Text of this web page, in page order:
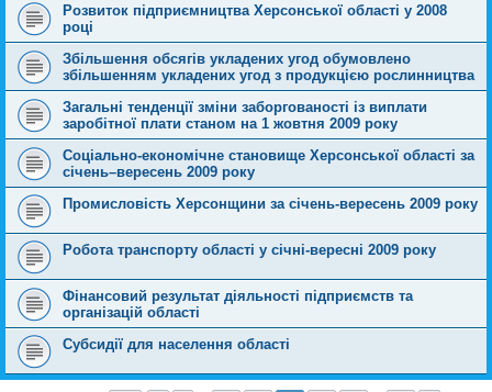
Розвиток підприємництва Херсонської області у 2008
році
Збільшення обсягів укладених угод обумовлено
збільшенням укладених угод з продукцією рослинництва
Загальні тенденції зміни заборгованості із виплати
заробітної плати станом на 1 жовтня 2009 року
Соціально-економічне становище Херсонської області за
січень–вересень 2009 року
Промисловість Херсонщини за січень-вересень 2009 року
Робота транспорту області у січні-вересні 2009 року
Фінансовий результат діяльності підприємств та
організацій області
Субсидії для населення області